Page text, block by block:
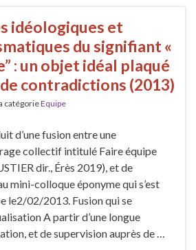
idéologiques et
du signifiant «
: un objet idéal plaqué
contradictions (2013)
catégorieEquipe
d’une fusion entre une
collectif intitulé Faire équipe
dir., Érès 2019), et de
mini-colloque éponyme qui s’est
le2/02/2013. Fusion qui se
A partir d’une longue
et de supervision auprès de …